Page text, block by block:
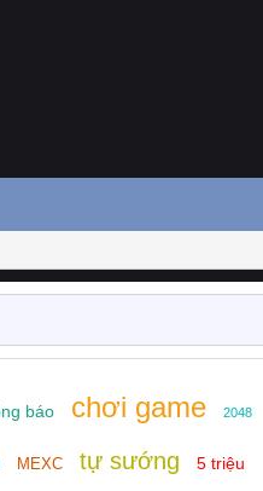
báo chơi game 2048
MEXC tự sướng 5 triệu